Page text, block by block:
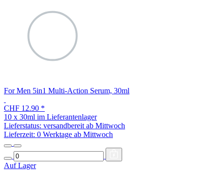
For Men 5in1 Multi-Action Serum, 30ml
CHF 12.90 *
10 x 30ml im Lieferantenlager
Lieferstatus: versandbereit ab Mittwoch
Lieferzeit: 0 Werktage ab Mittwoch
Auf Lager